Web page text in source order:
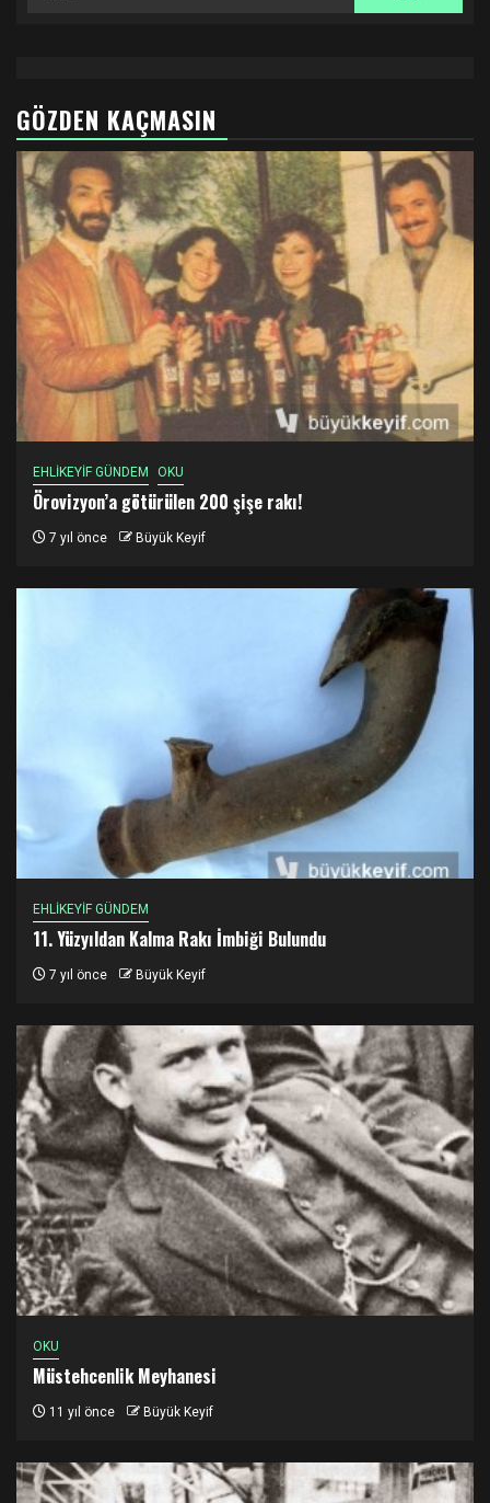
GÖZDEN KAÇMASIN
EHLİKEYİF GÜNDEM OKU
Örovizyon’a götürülen 200 şişe rakı!
7 yıl önce Büyük Keyif
EHLİKEYİF GÜNDEM
11. Yüzyıldan Kalma Rakı İmbiği Bulundu
7 yıl önce Büyük Keyif
OKU
Müstehcenlik Meyhanesi
11 yıl önce Büyük Keyif